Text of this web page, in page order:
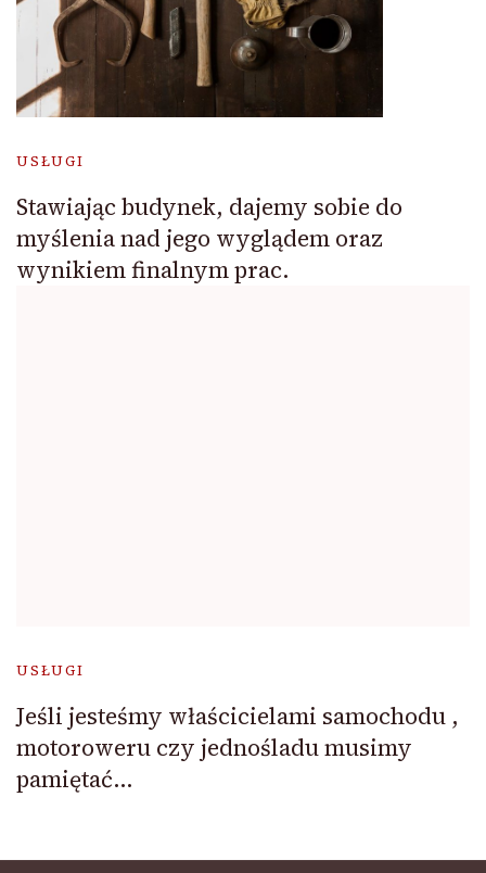
USŁUGI
Stawiając budynek, dajemy sobie do
myślenia nad jego wyglądem oraz
wynikiem finalnym prac.
USŁUGI
Jeśli jesteśmy właścicielami samochodu ,
motoroweru czy jednośladu musimy
pamiętać…